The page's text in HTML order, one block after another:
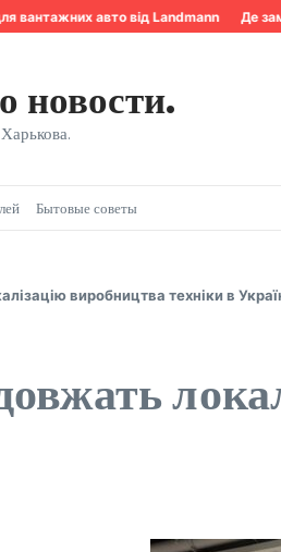
вантажних авто від Landmann Де
новости.
Бытовые советы
виробництва техніки в